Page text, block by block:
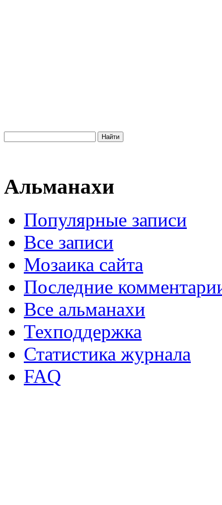
Альманахи
Популярные записи
Все записи
Мозаика сайта
Последние
Все альманахи
Техподдержка
Статистика журнала
FAQ